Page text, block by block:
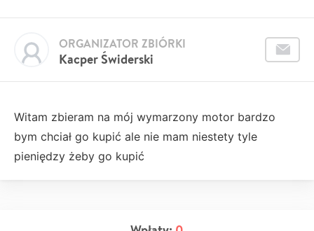
Kacper Świderski
ORGANIZATOR ZBIÓRKI
Witam zbieram na mój wymarzony motor bardzo
bym chciał go kupić ale nie mam niestety tyle
pieniędzy żeby go kupić